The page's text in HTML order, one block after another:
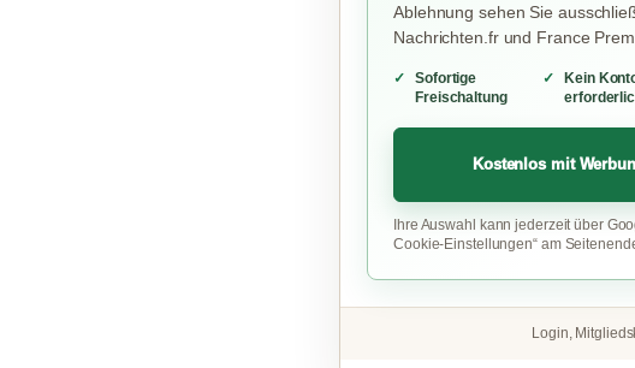
Ablehnung sehen Sie
Nachrichten.fr und France
Sofortige
Freischaltung
Kein
Kostenlos mit
Ihre Auswahl kann jederzeit über
Cookie-Einstellungen“ am
Login,